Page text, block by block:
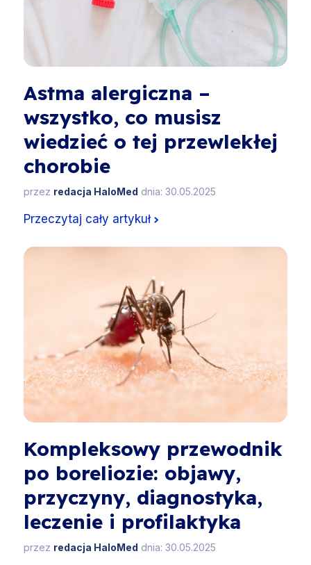
Astma alergiczna –
wszystko, co musisz
wiedzieć o tej przewlekłej
chorobie
przez redacja HaloMed dnia: 30.05.2025
Przeczytaj cały artykuł
Kompleksowy przewodnik
po boreliozie: objawy,
przyczyny, diagnostyka,
leczenie i profilaktyka
przez redacja HaloMed dnia: 30.05.2025